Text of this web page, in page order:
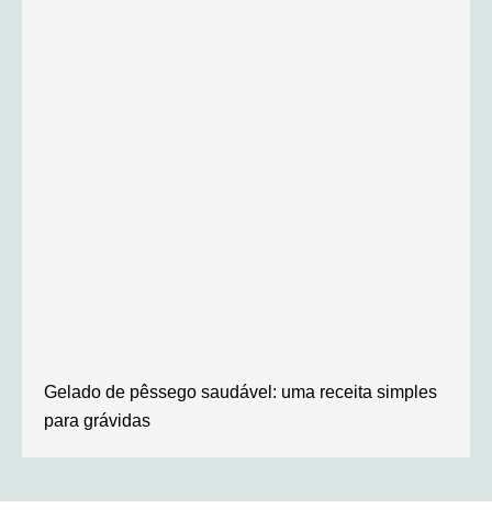
Gelado de pêssego saudável: uma receita simples
para grávidas